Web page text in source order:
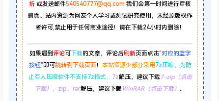
折 或发送邮件540540777@qq.com 我们会第一时间进行审核
删除。站内资源为网友个人学习或测试研究使用，未经原版权作
者许可,禁止用于任何商业途径！请在下载24小时内删除！
如果遇到 评论可下载的文章，评论后刷新页面点击“对应的蓝字
按钮” 即可跳转到下载页面！ 本站资源少部分采用 7z压缩，
为防
止有人压缩软件不支持7z格式 ，7z解压，建议下载 7-zip（点击
下载） ，zip、rar解压，建议下载 WinRAR（点击下载） 。